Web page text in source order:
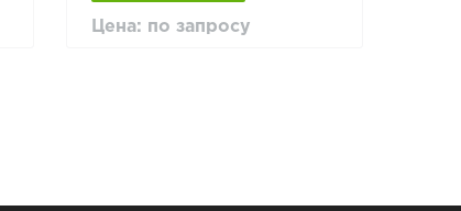
Цена: по запросу